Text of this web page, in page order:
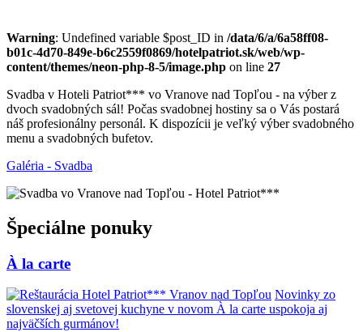
Warning: Undefined variable $post_ID in /data/6/a/6a58ff08-
b01c-4d70-849e-b6c2559f0869/hotelpatriot.sk/web/wp-
content/themes/neon-php-8-5/image.php on line 27
Svadba v Hoteli Patriot*** vo Vranove nad Topľou - na výber z
dvoch svadobných sál! Počas svadobnej hostiny sa o Vás postará
náš profesionálny personál. K dispozícii je veľký výber svadobného
menu a svadobných bufetov.
Galéria - Svadba
Špeciálne ponuky
À la carte
Novinky zo
slovenskej aj svetovej kuchyne v novom À la carte uspokoja aj
najväčších gurmánov!